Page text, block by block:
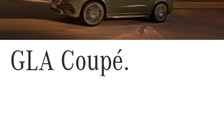
Veicoli
Officina
GLA Coupé.